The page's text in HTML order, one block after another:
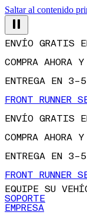
Saltar al contenido
ENVÍO GRATIS
COMPRA AHORA
ENTREGA EN
FRONT RUNNER
ENVÍO GRATIS
COMPRA AHORA
ENTREGA EN
FRONT RUNNER
EQUIPE SU
SOPORTE
EMPRESA